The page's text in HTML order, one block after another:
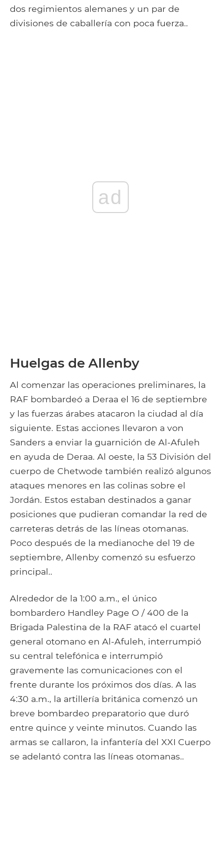
dos regimientos alemanes y un par de
divisiones de caballería con poca fuerza..
ad
Huelgas de Allenby
Al comenzar las operaciones preliminares, la
RAF bombardeó a Deraa el 16 de septiembre
y las fuerzas árabes atacaron la ciudad al día
siguiente. Estas acciones llevaron a von
Sanders a enviar la guarnición de Al-Afuleh
en ayuda de Deraa. Al oeste, la 53 División del
cuerpo de Chetwode también realizó algunos
ataques menores en las colinas sobre el
Jordán. Estos estaban destinados a ganar
posiciones que pudieran comandar la red de
carreteras detrás de las líneas otomanas.
Poco después de la medianoche del 19 de
septiembre, Allenby comenzó su esfuerzo
principal..
Alrededor de la 1:00 a.m., el único
bombardero Handley Page O / 400 de la
Brigada Palestina de la RAF atacó el cuartel
general otomano en Al-Afuleh, interrumpió
su central telefónica e interrumpió
gravemente las comunicaciones con el
frente durante los próximos dos días. A las
4:30 a.m., la artillería británica comenzó un
breve bombardeo preparatorio que duró
entre quince y veinte minutos. Cuando las
armas se callaron, la infantería del XXI Cuerpo
se adelantó contra las líneas otomanas..